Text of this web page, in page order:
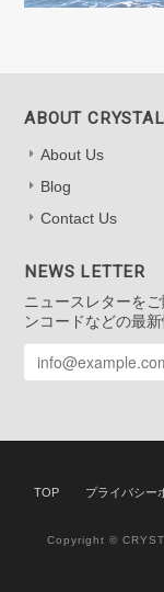
ABOUT
About Us
Blog
Contact Us
NEWS LETTER
ニュースレターを
ンコードなどの最
TOP プライバシー
Copyright ©